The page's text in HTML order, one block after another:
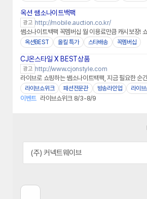
옥션 쌤소나이트백팩
광고 http://mobile.auction.co.kr/
쌤소나이트백팩 꼭멤버십 월 이용료만큼 캐시보장!
옥션BEST 올킬 특가 스타배송 꼭멤버십
CJ온스타일 X BEST상품
광고 http://www.cjonstyle.com
라이브로 쇼핑하는 쌤소나이트백팩, 지금 필요한 순
라이브쇼위크 패션전문관 방송라인업 라이
이벤트 라이브쇼위크 8/3-8/9
(주) 커넥트웨이브